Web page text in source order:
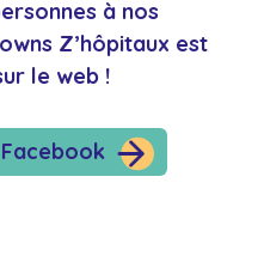
à nos
Z’hôpitaux est
le web !